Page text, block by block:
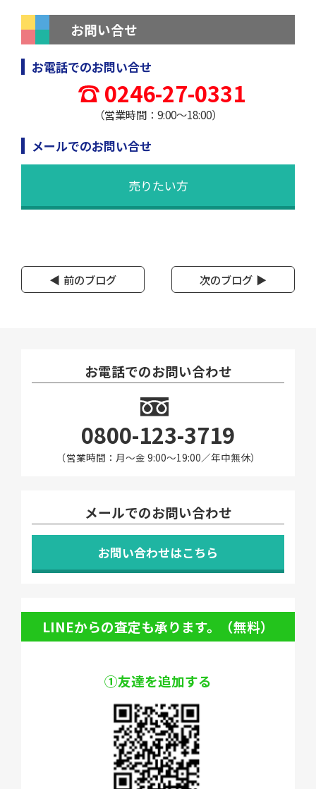
お問い合せ
お電話でのお問い合せ
0246-27-0331
（営業時間：9:00～18:00）
メールでのお問い合せ
売りたい方
前のブログ 次のブログ
お電話でのお問い合わせ
0800-123-3719
（営業時間：月〜金 9:00～19:00／年中無休）
メールでのお問い合わせ
お問い合わせはこちら
LINEからの査定も承ります。（無料）
①友達を追加する